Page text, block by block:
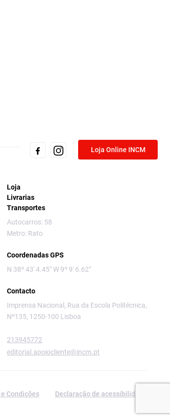
Loja Online INCM
Loja
Livrarias
Transportes
Autocarros: 58
Metro: Rato
Coordenadas GPS
N 38º 43' 4.45" W 9º 9' 6.62"
Contacto
Imprensa Nacional, Rua da Escola Politécnica,
Nº135, 1250-100 Lisboa
213945772
editorial.apoiocliente@incm.pt
Condições Declaração de acessibilidade